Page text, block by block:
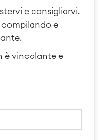
e consigliarvi.
e
è vincolante e